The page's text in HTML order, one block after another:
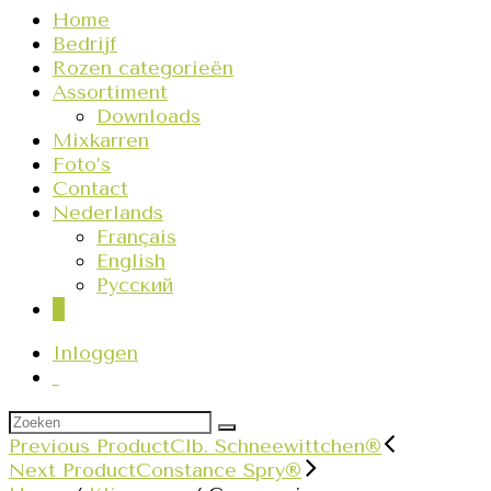
Home
Bedrijf
Rozen categorieën
Assortiment
Downloads
Mixkarren
Foto’s
Contact
Nederlands
Français
English
Русский
Inloggen
Previous ProductClb. Schneewittchen®
Next ProductConstance Spry®